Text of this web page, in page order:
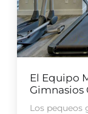
El Equipo
Gimnasios
Los pequeos